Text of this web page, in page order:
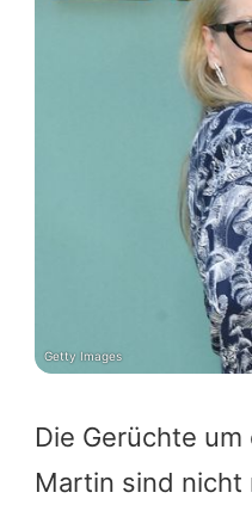
Die Gerüchte
Martin sind nicht
Getty Images